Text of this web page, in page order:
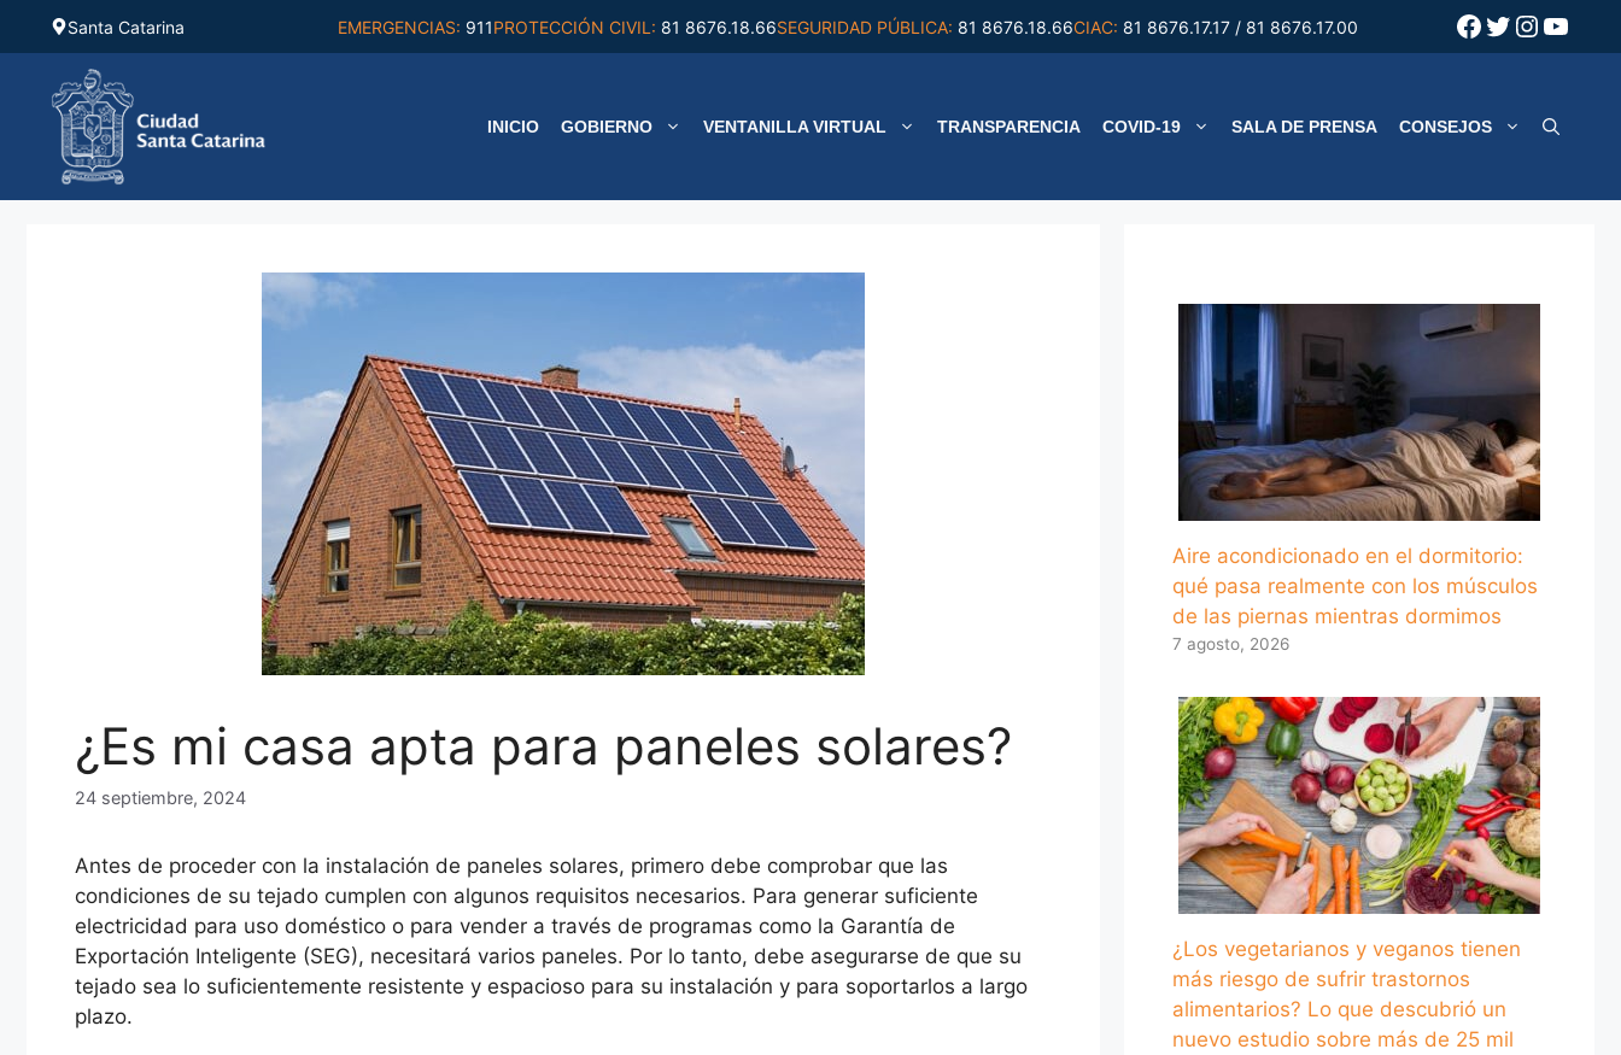
Saltar
contenido
Santa Catarina EMERGENCIAS: 911PROTECCIÓN CIVIL: 81 8676.18.66SEGURIDAD PÚBLICA: 81 8676.18.66CIAC: 81 8676.17.17 / 81 8676.17.00 Facebook
Twitter
INICIO GOBIERNO VENTANILLA VIRTUAL TRANSPARENCIA COVID-19 SALA DE PRENSA CONSEJOS
¿Es mi casa apta para paneles solares?
24 septiembre, 2024
Antes de proceder con la instalación de paneles solares, primero debe comprobar que las
condiciones de su tejado cumplen con algunos requisitos necesarios. Para generar suficiente
electricidad para uso doméstico o para vender a través de programas como la Garantía de
Exportación Inteligente (SEG), necesitará varios paneles. Por lo tanto, debe asegurarse de que su
tejado sea lo suficientemente resistente y espacioso para su instalación y para soportarlos a largo
plazo.
Aire acondicionado en el dormitorio:
qué pasa realmente con los músculos
de las piernas mientras dormimos
7 agosto, 2026
¿Los vegetarianos y veganos tienen
más riesgo de sufrir trastornos
alimentarios? Lo que descubrió un
nuevo estudio sobre más de 25 mil